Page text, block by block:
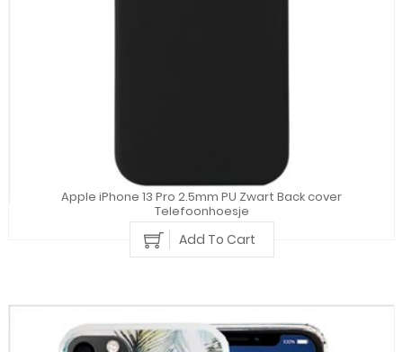
Apple iPhone 13 Pro 2.5mm PU Zwart Back cover
Telefoonhoesje
Add To Cart